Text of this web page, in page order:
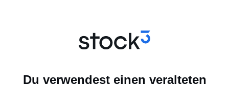
Du verwendest einen veralteten